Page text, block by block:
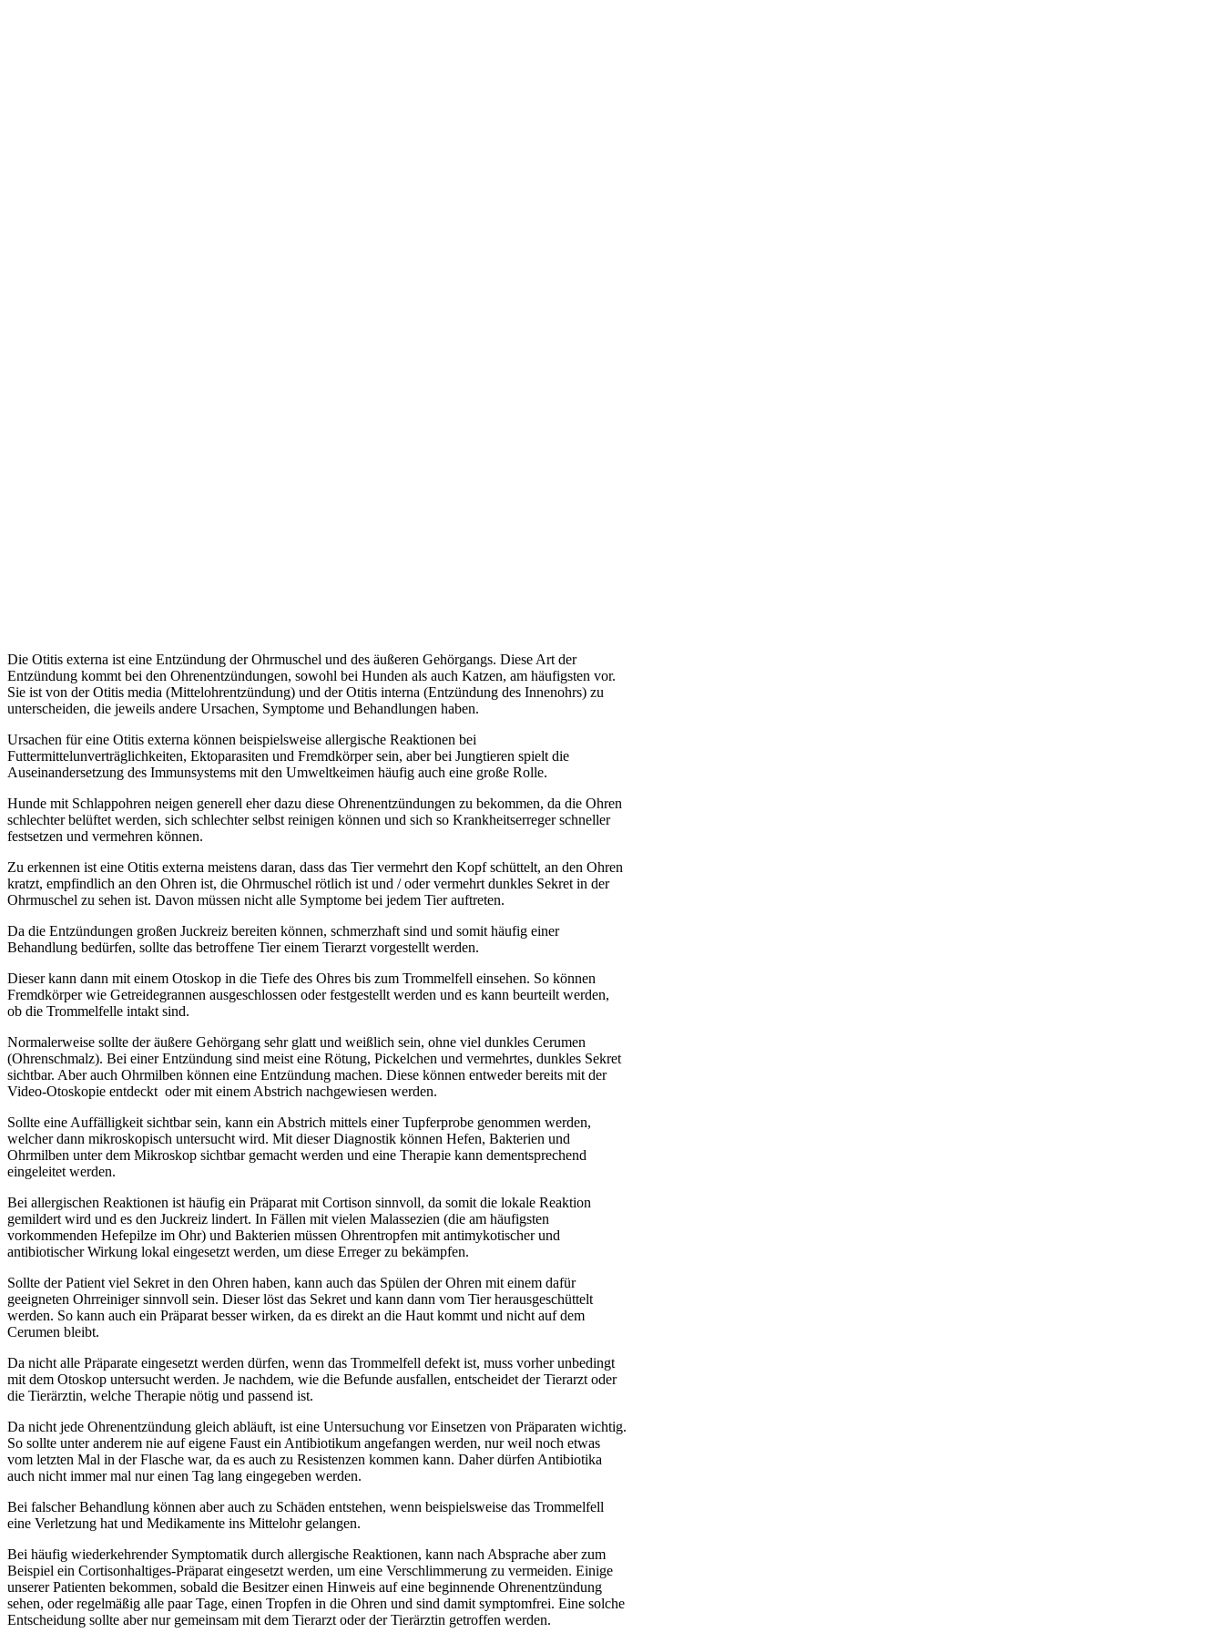
Die Otitis externa ist eine Entzündung der Ohrmuschel und des äußeren Gehörgangs. Diese Art der
Entzündung kommt bei den Ohrenentzündungen, sowohl bei Hunden als auch Katzen, am häufigsten vor.
Sie ist von der Otitis media (Mittelohrentzündung) und der Otitis interna (Entzündung des Innenohrs) zu
unterscheiden, die jeweils andere Ursachen, Symptome und Behandlungen haben.
Ursachen für eine Otitis externa können beispielsweise allergische Reaktionen bei
Futtermittelunverträglichkeiten, Ektoparasiten und Fremdkörper sein, aber bei Jungtieren spielt die
Auseinandersetzung des Immunsystems mit den Umweltkeimen häufig auch eine große Rolle.
Hunde mit Schlappohren neigen generell eher dazu diese Ohrenentzündungen zu bekommen, da die Ohren
schlechter belüftet werden, sich schlechter selbst reinigen können und sich so Krankheitserreger schneller
festsetzen und vermehren können.
Zu erkennen ist eine Otitis externa meistens daran, dass das Tier vermehrt den Kopf schüttelt, an den Ohren
kratzt, empfindlich an den Ohren ist, die Ohrmuschel rötlich ist und / oder vermehrt dunkles Sekret in der
Ohrmuschel zu sehen ist. Davon müssen nicht alle Symptome bei jedem Tier auftreten.
Da die Entzündungen großen Juckreiz bereiten können, schmerzhaft sind und somit häufig einer
Behandlung bedürfen, sollte das betroffene Tier einem Tierarzt vorgestellt werden.
Dieser kann dann mit einem Otoskop in die Tiefe des Ohres bis zum Trommelfell einsehen. So können
Fremdkörper wie Getreidegrannen ausgeschlossen oder festgestellt werden und es kann beurteilt werden,
ob die Trommelfelle intakt sind.
Normalerweise sollte der äußere Gehörgang sehr glatt und weißlich sein, ohne viel dunkles Cerumen
(Ohrenschmalz). Bei einer Entzündung sind meist eine Rötung, Pickelchen und vermehrtes, dunkles Sekret
sichtbar. Aber auch Ohrmilben können eine Entzündung machen. Diese können entweder bereits mit der
Video-Otoskopie entdeckt oder mit einem Abstrich nachgewiesen werden.
Sollte eine Auffälligkeit sichtbar sein, kann ein Abstrich mittels einer Tupferprobe genommen werden,
welcher dann mikroskopisch untersucht wird. Mit dieser Diagnostik können Hefen, Bakterien und
Ohrmilben unter dem Mikroskop sichtbar gemacht werden und eine Therapie kann dementsprechend
eingeleitet werden.
Bei allergischen Reaktionen ist häufig ein Präparat mit Cortison sinnvoll, da somit die lokale Reaktion
gemildert wird und es den Juckreiz lindert. In Fällen mit vielen Malassezien (die am häufigsten
vorkommenden Hefepilze im Ohr) und Bakterien müssen Ohrentropfen mit antimykotischer und
antibiotischer Wirkung lokal eingesetzt werden, um diese Erreger zu bekämpfen.
Sollte der Patient viel Sekret in den Ohren haben, kann auch das Spülen der Ohren mit einem dafür
geeigneten Ohrreiniger sinnvoll sein. Dieser löst das Sekret und kann dann vom Tier herausgeschüttelt
werden. So kann auch ein Präparat besser wirken, da es direkt an die Haut kommt und nicht auf dem
Cerumen bleibt.
Da nicht alle Präparate eingesetzt werden dürfen, wenn das Trommelfell defekt ist, muss vorher unbedingt
mit dem Otoskop untersucht werden. Je nachdem, wie die Befunde ausfallen, entscheidet der Tierarzt oder
die Tierärztin, welche Therapie nötig und passend ist.
Da nicht jede Ohrenentzündung gleich abläuft, ist eine Untersuchung vor Einsetzen von Präparaten wichtig.
So sollte unter anderem nie auf eigene Faust ein Antibiotikum angefangen werden, nur weil noch etwas
vom letzten Mal in der Flasche war, da es auch zu Resistenzen kommen kann. Daher dürfen Antibiotika
auch nicht immer mal nur einen Tag lang eingegeben werden.
Bei falscher Behandlung können aber auch zu Schäden entstehen, wenn beispielsweise das Trommelfell
eine Verletzung hat und Medikamente ins Mittelohr gelangen.
Bei häufig wiederkehrender Symptomatik durch allergische Reaktionen, kann nach Absprache aber zum
Beispiel ein Cortisonhaltiges-Präparat eingesetzt werden, um eine Verschlimmerung zu vermeiden. Einige
unserer Patienten bekommen, sobald die Besitzer einen Hinweis auf eine beginnende Ohrenentzündung
sehen, oder regelmäßig alle paar Tage, einen Tropfen in die Ohren und sind damit symptomfrei. Eine solche
Entscheidung sollte aber nur gemeinsam mit dem Tierarzt oder der Tierärztin getroffen werden.